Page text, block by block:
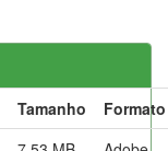
Tamanho
Formato